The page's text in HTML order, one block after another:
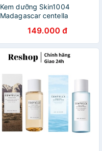
Kem dưỡng Skin1004
Madagascar centella
149.000 đ